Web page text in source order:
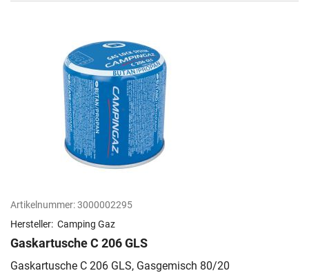
Artikelnummer:3000002295
Hersteller: Camping Gaz
Gaskartusche C 206 GLS
Gaskartusche C 206 GLS, Gasgemisch 80/20